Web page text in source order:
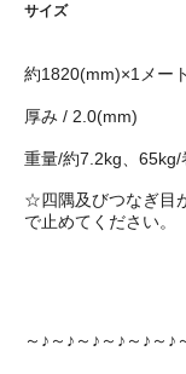
サイズ
約1820(mm)×1メー
厚み / 2.0(mm)
重量/約7.2kg、65kg/
☆四隅及びつなぎ目
で止めてください。
～♪～♪～♪～♪～♪～♪